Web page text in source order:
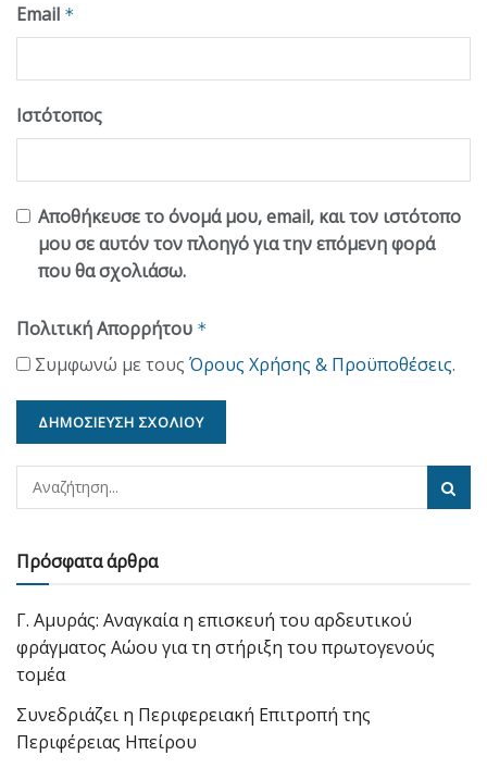
Email *
Ιστότοπος
Αποθήκευσε το όνομά μου, email, και τον ιστότοπο
μου σε αυτόν τον πλοηγό για την επόμενη φορά
που θα σχολιάσω.
Πολιτική Απορρήτου *
Συμφωνώ με τους Όρους Χρήσης & Προϋποθέσεις.
Πρόσφατα άρθρα
Γ. Αμυράς: Αναγκαία η επισκευή του αρδευτικού
φράγματος Αώου για τη στήριξη του πρωτογενούς
τομέα
Συνεδριάζει η Περιφερειακή Επιτροπή της
Περιφέρειας Ηπείρου